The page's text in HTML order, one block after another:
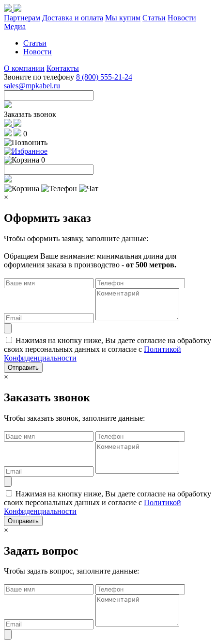
Партнерам Доставка и оплата Мы купим Статьи Новости
Медиа
Статьи
Новости
О компании Контакты
Звоните по телефону 8 (800) 555-21-24
sales@mpkabel.ru
Заказать звонок
0
0
×
Оформить заказ
Чтобы оформить заявку, заполните данные:
Обращаем Ваше внимание: минимальная длина для
оформления заказа в производство - от 500 метров.
Нажимая на кнопку ниже, Вы даете согласие на обработку
своих персональных данных и согласие с Политикой
Конфиденциальности
Отправить
×
Заказать звонок
Чтобы заказать звонок, заполните данные:
Нажимая на кнопку ниже, Вы даете согласие на обработку
своих персональных данных и согласие с Политикой
Конфиденциальности
Отправить
×
Задать вопрос
Чтобы задать вопрос, заполните данные: